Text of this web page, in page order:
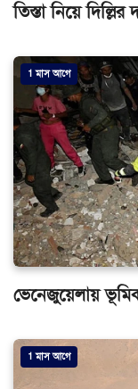
তিস্তা নিয়ে
1 মাস আগে
ভেনেজুয়েলায়
1 মাস আগে